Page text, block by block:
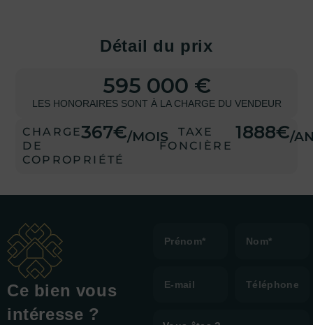
Détail du prix
595 000 €
LES HONORAIRES SONT À LA CHARGE DU VENDEUR
CHARGE
DE
COPROPRIÉTÉ
367€/MOIS
TAXE
FONCIÈRE
1888€/
Ce bien vous
intéresse ?